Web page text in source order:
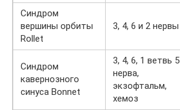
Синдром
вершины орбиты
Rollet
3, 4, 6 и 2 нервы
Синдром
кавернозного
синуса Bonnet
3, 4, 6, 1 ветвь 5
нерва,
экзофтальм,
хемоз